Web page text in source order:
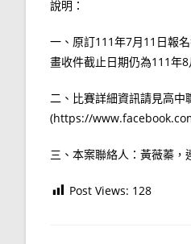
說明：
一、原訂111年7月11日報
畫收件截止日期仍為111年8
二、比賽詳細資訊請見高
(https://
三、本案聯絡人：黃薇蓁
Post Views: 128